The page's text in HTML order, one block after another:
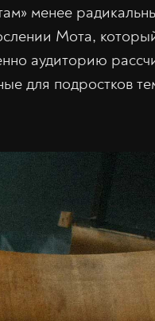
менее
Мота,
аудиторию
для подростков